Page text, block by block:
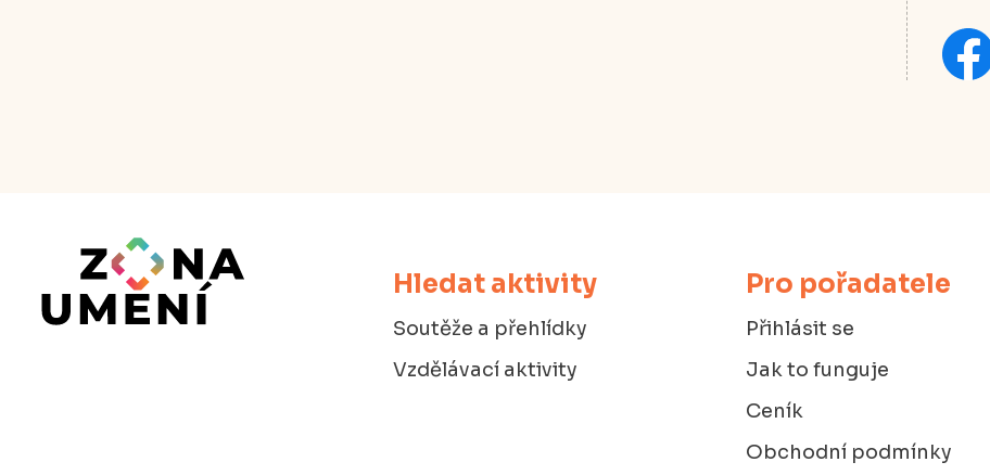
Hledat aktivity
Soutěže a přehlídky
Vzdělávací aktivity
Pro pořadatele
Přihlásit se
Jak to funguje
Ceník
Obchodní podmínky